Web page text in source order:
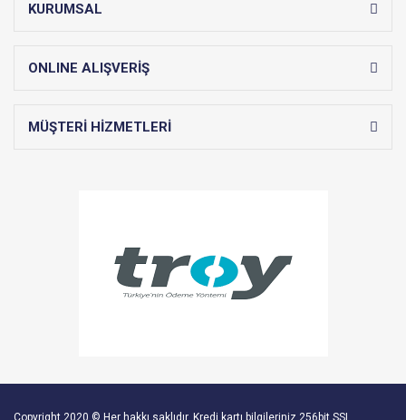
KURUMSAL
ONLINE ALIŞVERİŞ
MÜŞTERİ HİZMETLERİ
Copyright 2020 © Her hakkı saklıdır. Kredi kartı bilgileriniz 256bit SSL